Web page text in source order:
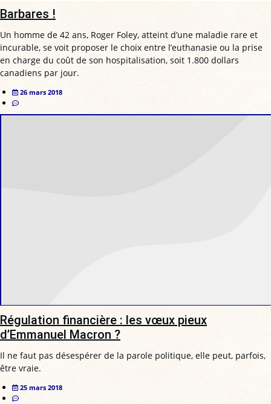
Barbares !
Un homme de 42 ans, Roger Foley, atteint d’une maladie rare et
incurable, se voit proposer le choix entre l’euthanasie ou la prise
en charge du coût de son hospitalisation, soit 1.800 dollars
canadiens par jour.
26 mars 2018
Régulation financière : les vœux pieux
d’Emmanuel Macron ?
Il ne faut pas désespérer de la parole politique, elle peut, parfois,
être vraie.
25 mars 2018